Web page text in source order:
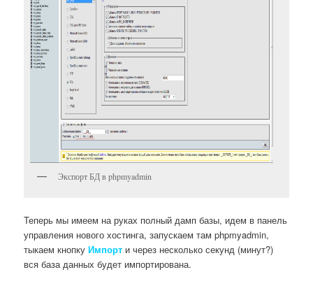
Экспорт БД в phpmyadmin
Теперь мы имеем на руках полный дамп базы, идем в панель
управления нового хостинга, запускаем там phpmyadmin,
тыкаем кнопкуИмпорт и через несколько секунд (минут?)
вся база данных будет импортирована.